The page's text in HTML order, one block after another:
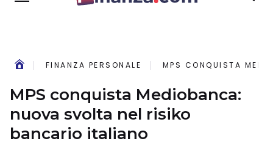
FINANZA PERSONALE MPS CONQUISTA
MPS conquista Mediobanca:
nuova svolta nel risiko
bancario italiano